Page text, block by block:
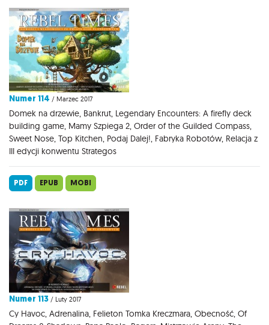
Numer 114 / Marzec 2017
Domek na drzewie, Bankrut, Legendary Encounters: A firefly deck
building game, Mamy Szpiega 2, Order of the Guilded Compass,
Sweet Nose, Top Kitchen, Podaj Dalej!, Fabryka Robotów, Relacja z
III edycji konwentu Strategos
PDF EPUB MOBI
Numer 113 / Luty 2017
Cy Havoc, Adrenalina, Felieton Tomka Kreczmara, Obecność, Of